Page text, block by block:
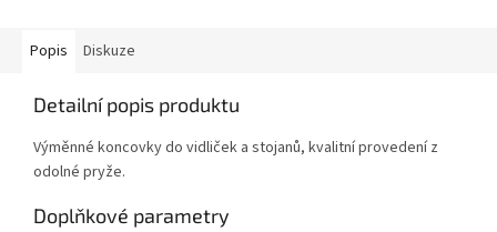
Popis Diskuze
Detailní popis produktu
Výměnné koncovky do vidliček a stojanů, kvalitní provedení z
odolné pryže.
Doplňkové parametry